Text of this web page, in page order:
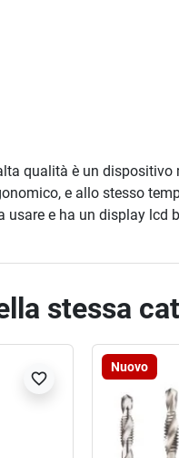
qualità è un
e allo stesso
usare e ha un display lcd
stessa
favorite_border
Nuovo